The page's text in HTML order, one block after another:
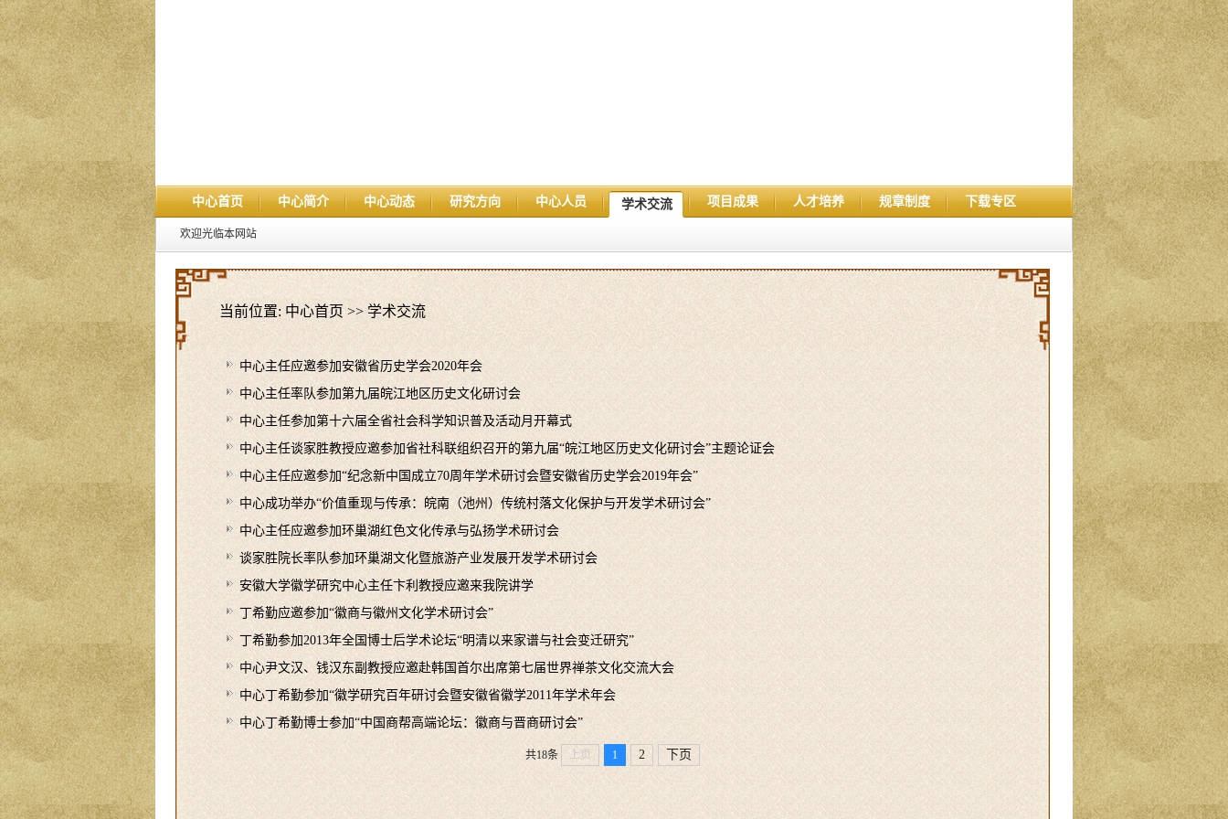
中心首页 中心简介 中心动态 研究方向 中心人员 学术交流 项目成果 人才培养 规章制度 下载专区
欢迎光临本网站
当前位置: 中心首页 >> 学术交流
中心主任应邀参加安徽省历史学会2020年会
中心主任率队参加第九届皖江地区历史文化研讨会
中心主任参加第十六届全省社会科学知识普及活动月开幕式
中心主任谈家胜教授应邀参加省社科联组织召开的第九届“皖江地区历史文化研讨会”主题论证会
中心主任应邀参加“纪念新中国成立70周年学术研讨会暨安徽省历史学会2019年会”
中心成功举办“价值重现与传承：皖南（池州）传统村落文化保护与开发学术研讨会”
中心主任应邀参加环巢湖红色文化传承与弘扬学术研讨会
谈家胜院长率队参加环巢湖文化暨旅游产业发展开发学术研讨会
安徽大学徽学研究中心主任卞利教授应邀来我院讲学
丁希勤应邀参加“徽商与徽州文化学术研讨会”
丁希勤参加2013年全国博士后学术论坛“明清以来家谱与社会变迁研究”
中心尹文汉、钱汉东副教授应邀赴韩国首尔出席第七届世界禅茶文化交流大会
中心丁希勤参加“徽学研究百年研讨会暨安徽省徽学2011年学术年会
中心丁希勤博士参加“中国商帮高端论坛：徽商与晋商研讨会”
共18条 上页 1 2 下页